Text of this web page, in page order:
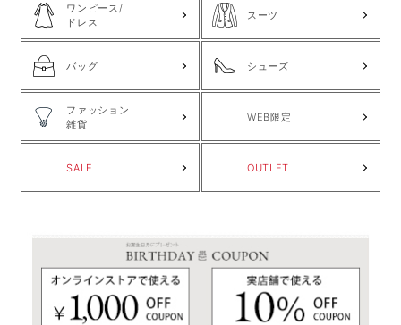
ワンピース/
ドレス
スーツ
バッグ シューズ
ファッション
雑貨
WEB限定
SALE OUTLET